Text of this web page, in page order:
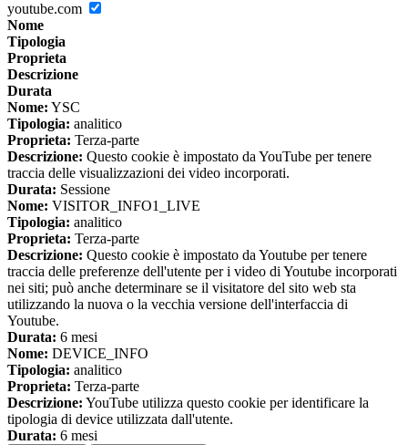
youtube.com
Nome
Tipologia
Proprieta
Descrizione
Durata
Nome: YSC
Tipologia: analitico
Proprieta: Terza-parte
Descrizione: Questo cookie è impostato da YouTube per tenere
traccia delle visualizzazioni dei video incorporati.
Durata: Sessione
Nome: VISITOR_INFO1_LIVE
Tipologia: analitico
Proprieta: Terza-parte
Descrizione: Questo cookie è impostato da Youtube per tenere
traccia delle preferenze dell'utente per i video di Youtube incorporati
nei siti; può anche determinare se il visitatore del sito web sta
utilizzando la nuova o la vecchia versione dell'interfaccia di
Youtube.
Durata: 6 mesi
Nome: DEVICE_INFO
Tipologia: analitico
Proprieta: Terza-parte
Descrizione: YouTube utilizza questo cookie per identificare la
tipologia di device utilizzata dall'utente.
Durata: 6 mesi